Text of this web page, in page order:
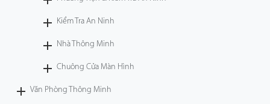
Kiểm Tra An Ninh
Nhà Thông Minh
Chuông Cửa Màn Hình
Văn Phòng Thông Minh